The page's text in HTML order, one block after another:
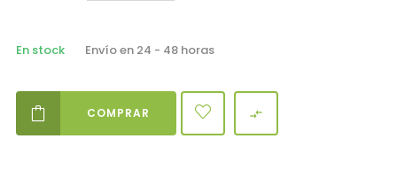
En stock Envío en 24 - 48 horas
COMPRAR 